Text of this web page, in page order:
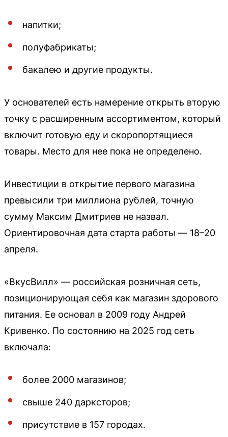
напитки;
полуфабрикаты;
бакалею и другие продукты.
У основателей есть намерение открыть вторую
точку с расширенным ассортиментом, который
включит готовую еду и скоропортящиеся
товары. Место для нее пока не определено.
Инвестиции в открытие первого магазина
превысили три миллиона рублей, точную
сумму Максим Дмитриев не назвал.
Ориентировочная дата старта работы — 18–20
апреля.
«ВкусВилл» — российская розничная сеть,
позиционирующая себя как магазин здорового
питания. Ее основал в 2009 году Андрей
Кривенко. По состоянию на 2025 год сеть
включала:
более 2000 магазинов;
свыше 240 дарксторов;
присутствие в 157 городах.